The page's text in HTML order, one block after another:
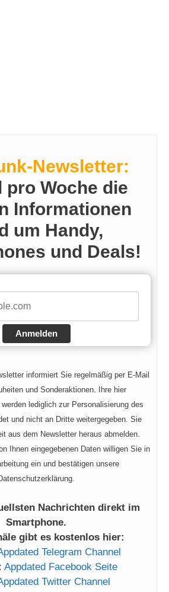
Newsletter:
pro Woche die
Informationen
um Handy,
und Deals!
Anmelden
informiert Sie regelmäßig per E-Mail
und Sonderaktionen. Ihre hier
lediglich zur Personalisierung des
und nicht an Dritte weitergegeben. Sie
aus dem Newsletter heraus abmelden.
Ihnen eingegebenen Daten willigen Sie in
ein und bestätigen unsere
Nachrichten direkt im
Smartphone.
gibt es kostenlos hier:
Telegram Channel
Appdated Facebook Seite
Twitter Channel